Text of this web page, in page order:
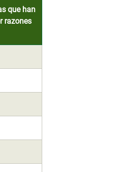
que han
razones